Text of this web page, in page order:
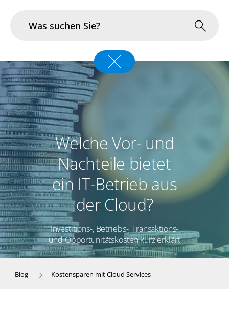
Branchen
Im Fokus
Portfolio
Infrastruktur & Betrieb
Über uns
Karriere
Blog
Welche Vor- und
Nachteile bietet
ein IT-Betrieb aus
der Cloud?
Investitions-, Betriebs-, Transaktions-
und Opportunitätskosten kurz erklärt
Blog Kostensparen mit Cloud Services